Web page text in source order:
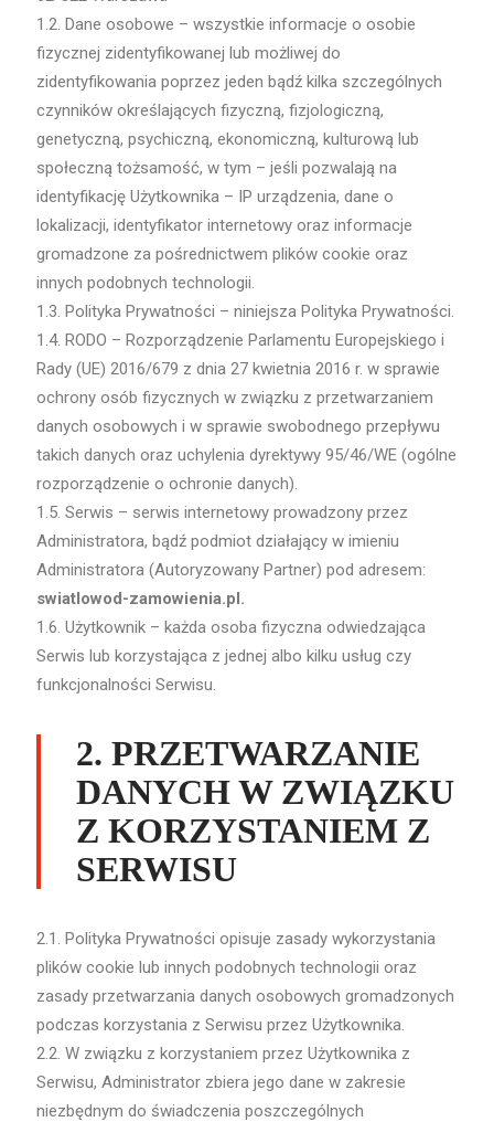
1.2. Dane osobowe – wszystkie informacje o osobie
fizycznej zidentyfikowanej lub możliwej do
zidentyfikowania poprzez jeden bądź kilka szczególnych
czynników określających fizyczną, fizjologiczną,
genetyczną, psychiczną, ekonomiczną, kulturową lub
społeczną tożsamość, w tym – jeśli pozwalają na
identyfikację Użytkownika – IP urządzenia, dane o
lokalizacji, identyfikator internetowy oraz informacje
gromadzone za pośrednictwem plików cookie oraz
innych podobnych technologii.
1.3. Polityka Prywatności – niniejsza Polityka Prywatności.
1.4. RODO – Rozporządzenie Parlamentu Europejskiego i
Rady (UE) 2016/679 z dnia 27 kwietnia 2016 r. w sprawie
ochrony osób fizycznych w związku z przetwarzaniem
danych osobowych i w sprawie swobodnego przepływu
takich danych oraz uchylenia dyrektywy 95/46/WE (ogólne
rozporządzenie o ochronie danych).
1.5. Serwis – serwis internetowy prowadzony przez
Administratora, bądź podmiot działający w imieniu
Administratora (Autoryzowany Partner) pod adresem:
swiatlowod-zamowienia.pl.
1.6. Użytkownik – każda osoba fizyczna odwiedzająca
Serwis lub korzystająca z jednej albo kilku usług czy
funkcjonalności Serwisu.
2. PRZETWARZANIE
DANYCH W ZWIĄZKU
Z KORZYSTANIEM Z
SERWISU
2.1. Polityka Prywatności opisuje zasady wykorzystania
plików cookie lub innych podobnych technologii oraz
zasady przetwarzania danych osobowych gromadzonych
podczas korzystania z Serwisu przez Użytkownika.
2.2. W związku z korzystaniem przez Użytkownika z
Serwisu, Administrator zbiera jego dane w zakresie
niezbędnym do świadczenia poszczególnych